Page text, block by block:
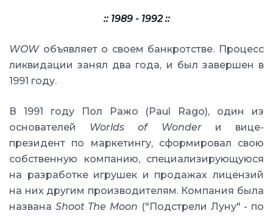
:: 1989 - 1992 ::
WOWобъявляет о своем банкротстве. Процесс
ликвидации занял два года, и был завершен в
1991 году.
В 1991 году Пол Ражо (Paul Rago), один из
основателей Worlds of Wonderи вице-
президент по маркетингу, сформировал свою
собственную компанию, специализирующуюся
на разработке игрушек и продажах лицензий
на них другим производителям. Компания была
названа Shoot The Moon ("Подстрели Луну" - по